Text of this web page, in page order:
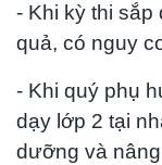
- Khi kỳ thi sắp
quả, có nguy
- Khi quý phụ
dạy lớp 2 tại
dưỡng và